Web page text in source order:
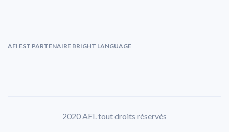
AFI EST PARTENAIRE BRIGHT LANGUAGE
2020 AFI. tout droits réservés